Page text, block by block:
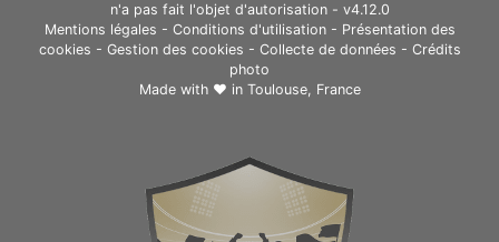
n'a pas fait l'objet d'autorisation - v4.12.0
Mentions légales - Conditions d'utilisation- Présentation des
cookies - Gestion des cookies - Collecte de données - Crédits
photo
Made with ❤ in Toulouse, France